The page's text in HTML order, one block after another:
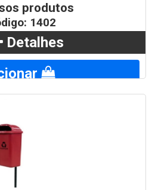
produtos
1402
Detalhes